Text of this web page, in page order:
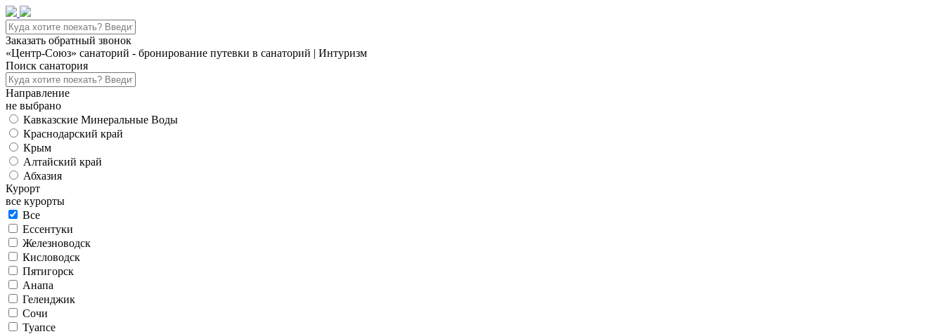
Заказать обратный звонок
«Центр-Союз» санаторий - бронирование путевки в санаторий | Интуризм
Поиск санатория
Направление
не выбрано
Кавказские Минеральные Воды
Краснодарский край
Крым
Алтайский край
Абхазия
Курорт
все курорты
Все
Ессентуки
Железноводск
Кисловодск
Пятигорск
Анапа
Геленджик
Сочи
Туапсе